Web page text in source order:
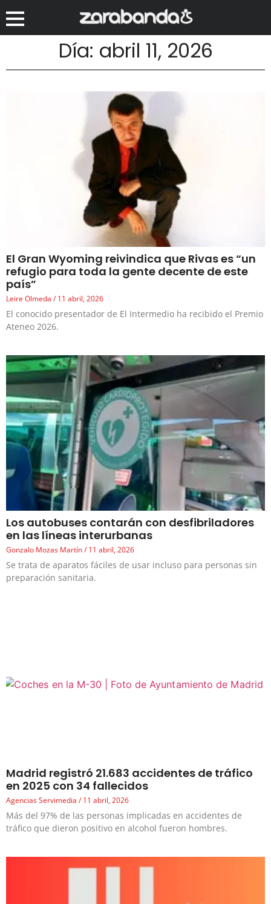
Día: abril 11, 2026
El Gran Wyoming reivindica que Rivas es “un
refugio para toda la gente decente de este
país”
Leire Olmeda 11 abril, 2026
El conocido presentador de El Intermedio ha recibido el Premio
Ateneo 2026.
Los autobuses contarán con desfibriladores
en las líneas interurbanas
Gonzalo Mozas Martín 11 abril, 2026
Se trata de aparatos fáciles de usar incluso para personas sin
preparación sanitaria.
Madrid registró 21.683 accidentes de tráfico
en 2025 con 34 fallecidos
Agencias Servimedia 11 abril, 2026
Más del 97% de las personas implicadas en accidentes de
tráfico que dieron positivo en alcohol fueron hombres.